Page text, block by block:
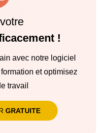
!
avec notre logiciel
et optimisez
travail
GRATUITE